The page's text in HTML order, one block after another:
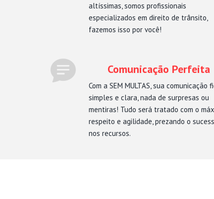
altíssimas, somos profissionais
especializados em direito de trânsito,
fazemos isso por você!
Comunicação Perfeita
Com a SEM MULTAS, sua comunicação
simples e clara, nada de surpresas ou
mentiras! Tudo será tratado com o
respeito e agilidade, prezando o
nos recursos.